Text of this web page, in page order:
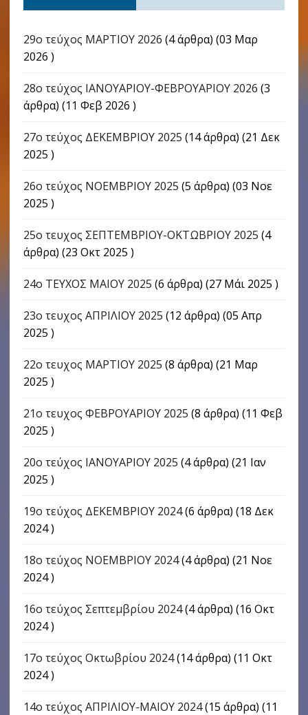
29ο τεύχος ΜΑΡΤΙΟΥ 2026 (4 άρθρα) (03 Μαρ
2026 )
28ο τεύχος ΙΑΝΟΥΑΡΙΟΥ-ΦΕΒΡΟΥΑΡΙΟΥ 2026 (3
άρθρα) (11 Φεβ 2026 )
27ο τεύχος ΔΕΚΕΜΒΡΙΟΥ 2025 (14 άρθρα) (21 Δεκ
2025 )
26ο τεύχος ΝΟΕΜΒΡΙΟΥ 2025 (5 άρθρα) (03 Νοε
2025 )
25ο τευχος ΣΕΠΤΕΜΒΡΙΟΥ-ΟΚΤΩΒΡΙΟΥ 2025 (4
άρθρα) (23 Οκτ 2025 )
24o ΤΕΥΧΟΣ ΜΑΙΟΥ 2025 (6 άρθρα) (27 Μάι 2025 )
23ο τευχος ΑΠΡΙΛΙΟΥ 2025 (12 άρθρα) (05 Απρ
2025 )
22o τευχος ΜΑΡΤΙΟΥ 2025 (8 άρθρα) (21 Μαρ
2025 )
21ο τευχος ΦΕΒΡΟΥΑΡΙΟΥ 2025 (8 άρθρα) (11 Φεβ
2025 )
20ο τεύχος ΙΑΝΟΥΑΡΙΟΥ 2025 (4 άρθρα) (21 Ιαν
2025 )
19ο τεύχος ΔΕΚΕΜΒΡΙΟΥ 2024(6 άρθρα) (18 Δεκ
2024 )
18ο τεύχος ΝΟΕΜΒΡΙΟΥ 2024(4 άρθρα) (21 Νοε
2024 )
16o τεύχος Σεπτεμβρίου 2024(4 άρθρα) (16 Οκτ
2024 )
17o τεύχος Οκτωβρίου 2024(14 άρθρα) (11 Οκτ
2024 )
14ο τεύχος ΑΠΡΙΛΙΟΥ-ΜΑΙΟΥ 2024(15 άρθρα) (11